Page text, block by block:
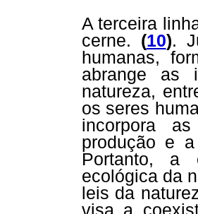
A terceira
cerne. (10).
humanas,
abrange as
natureza,
os seres
incorpora
produção e
Portanto, a
ecológica da
leis da
visa a